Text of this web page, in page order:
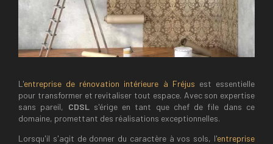
L'entreprise de rénovation intérieure à Fréjus est essentielle
pour transformer et revitaliser tout espace. Avec son expertise
sans pareil, CDSL s'érige en tant que chef de file dans ce
domaine, promettant des réalisations exceptionnelles.
Lorsqu'il s'agit de donner du caractère à vos sols, l'entreprise